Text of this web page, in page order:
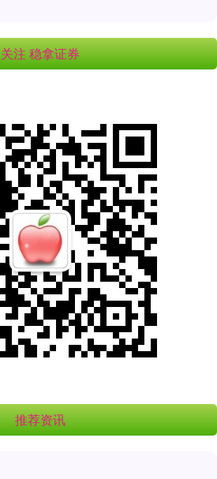
关注 稳拿证券
推荐资讯